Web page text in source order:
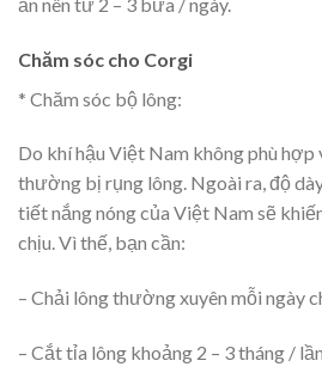
Chăm sóc cho Corgi
* Chăm sóc bộ lông:
Do khí hậu Việt Nam không phù hợp
thường bị rụng lông. Ngoài ra, độ
tiết nắng nóng của Việt Nam sẽ
chịu. Vì thế, bạn cần:
– Chải lông thường xuyên mỗi ngày
– Cắt tỉa lông khoảng 2 – 3 tháng / lần